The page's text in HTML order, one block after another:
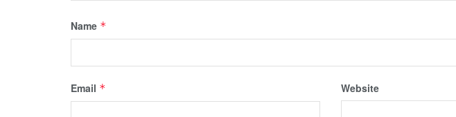
Name *
Email * Website